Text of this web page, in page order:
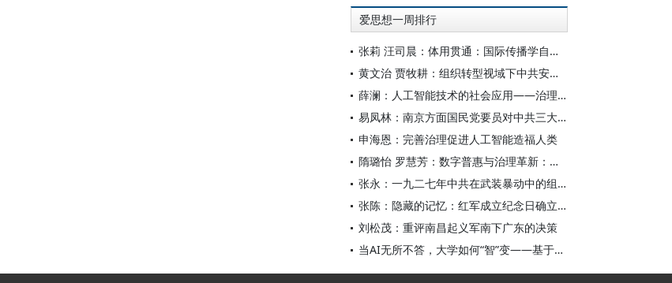
爱思想一周排行
张莉 汪司晨：体用贯通：国际传播学自主知识体系的建构逻辑与学科交叉进路
黄文治 贾牧耕：组织转型视域下中共安徽省临时委员会的“两建两废”（1927—1931）
薛澜：人工智能技术的社会应用——治理挑战
易凤林：南京方面国民党要员对中共三大起义的反应
申海恩：完善治理促进人工智能造福人类
隋璐怡 罗慧芳：数字普惠与治理革新：中国人工智能赋能全球南方发展
张永：一九二七年中共在武装暴动中的组织转型
张陈：隐藏的记忆：红军成立纪念日确立前中共对南昌起义的纪念
刘松茂：重评南昌起义军南下广东的决策
当AI无所不答，大学如何“智”变——基于全国400余所高校本科生AI使用情况的调查与思考